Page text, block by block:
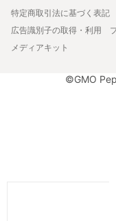
特定商取引法に基づく表記
広告識別子の取得・利用
メディアキット
©GMO